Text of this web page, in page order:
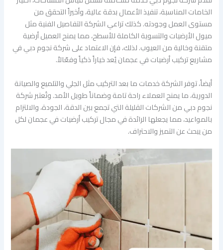
الخامات المناسبة، تنفيذ الأعمال بدقة عالية، وأخيراً التحقق من
مستوى العمل وجودته. كذلك تراعي الشركة التفاصيل الفنية مثل
ميول الأرضيات والتسوية الكاملة للأسطح، مما يمنح العميل أرضية
متقنة وخالية من العيوب. لذلك، فإن الاعتماد على شركة نجوم دبي في
مشاريع تركيب أرضيات في عجمان يُعد خياراً ذكياً وفعّالاً.
أيضاً، توفر الشركة خدمات ما بعد التركيب مثل الجلي والتلميع والصيانة
الدورية، ما يمنح العملاء راحة تامة وضماناً طويل الأمد. وتُعتبر شركة
نجوم دبي من الشركات القليلة التي تجمع بين الدقة، الجودة، والالتزام
بالمواعيد، مما يجعلها الرائدة في مجال تركيب أرضيات في عجمان لكل
من يبحث عن التميز والاحتراف.